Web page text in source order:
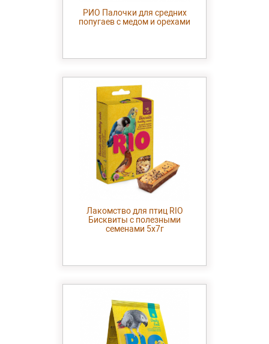
РИО Палочки для средних
попугаев с медом и орехами
Лакомство для птиц RIO
Бисквиты с полезными
семенами 5х7г